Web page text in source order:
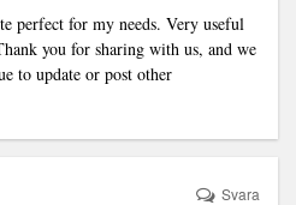
perfect for my needs. Very useful
you for sharing with us, and we
to update or post other
Svara